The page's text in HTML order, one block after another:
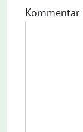
Kommentar